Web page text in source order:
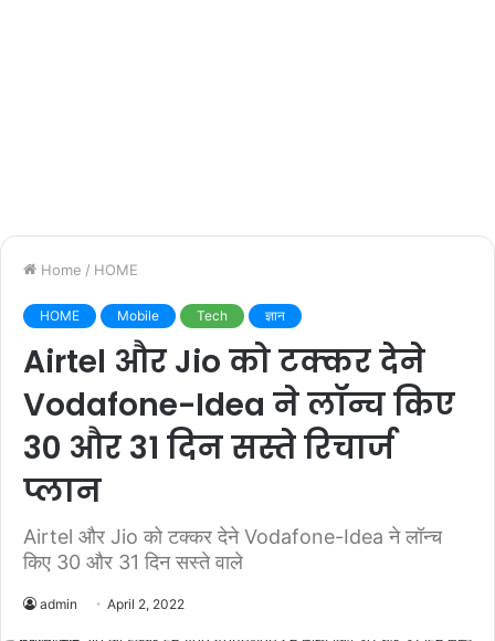
Home / HOME
HOME Mobile Tech ज्ञान
Airtel और Jio को टक्कर देने
Vodafone-Idea ने लॉन्च किए
30 और 31 दिन सस्ते रिचार्ज
प्लान
Airtel और Jio को टक्कर देने Vodafone-Idea ने लॉन्च
किए 30 और 31 दिन सस्ते वाले
admin April 2, 2022